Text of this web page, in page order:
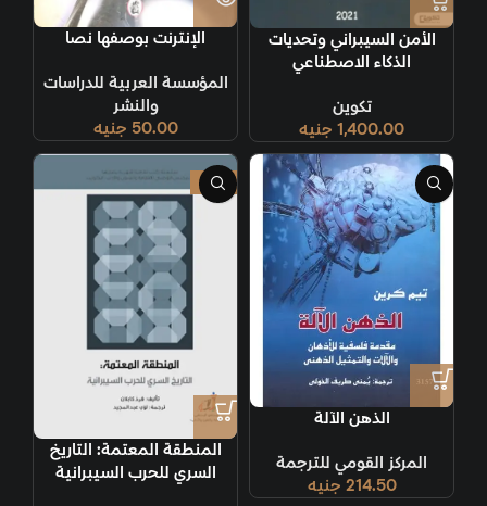
الأمن السيبراني وتحديات
الذكاء الاصطناعي
تكوين
1,400.00 جنيه
الإنترنت بوصفها نصا
المؤسسة العربية للدراسات
والنشر
50.00 جنيه
الذهن الآلة
المركز القومي للترجمة
214.50 جنيه
-17%
المنطقة المعتمة: التاريخ
السري للحرب السيبرانية